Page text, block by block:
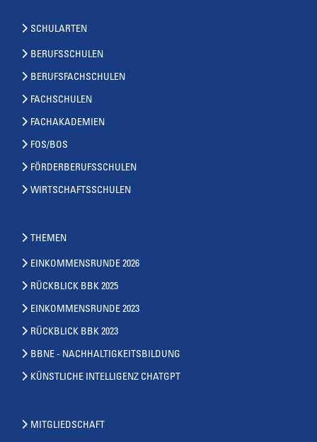
SCHULARTEN
BERUFSSCHULEN
BERUFSFACHSCHULEN
FACHSCHULEN
FACHAKADEMIEN
FOS/BOS
FÖRDERBERUFSSCHULEN
WIRTSCHAFTSSCHULEN
THEMEN
EINKOMMENSRUNDE 2026
RÜCKBLICK BBK 2025
EINKOMMENSRUNDE 2023
RÜCKBLICK BBK 2023
BBNE - NACHHALTIGKEITSBILDUNG
KÜNSTLICHE INTELLIGENZ CHATGPT
MITGLIEDSCHAFT